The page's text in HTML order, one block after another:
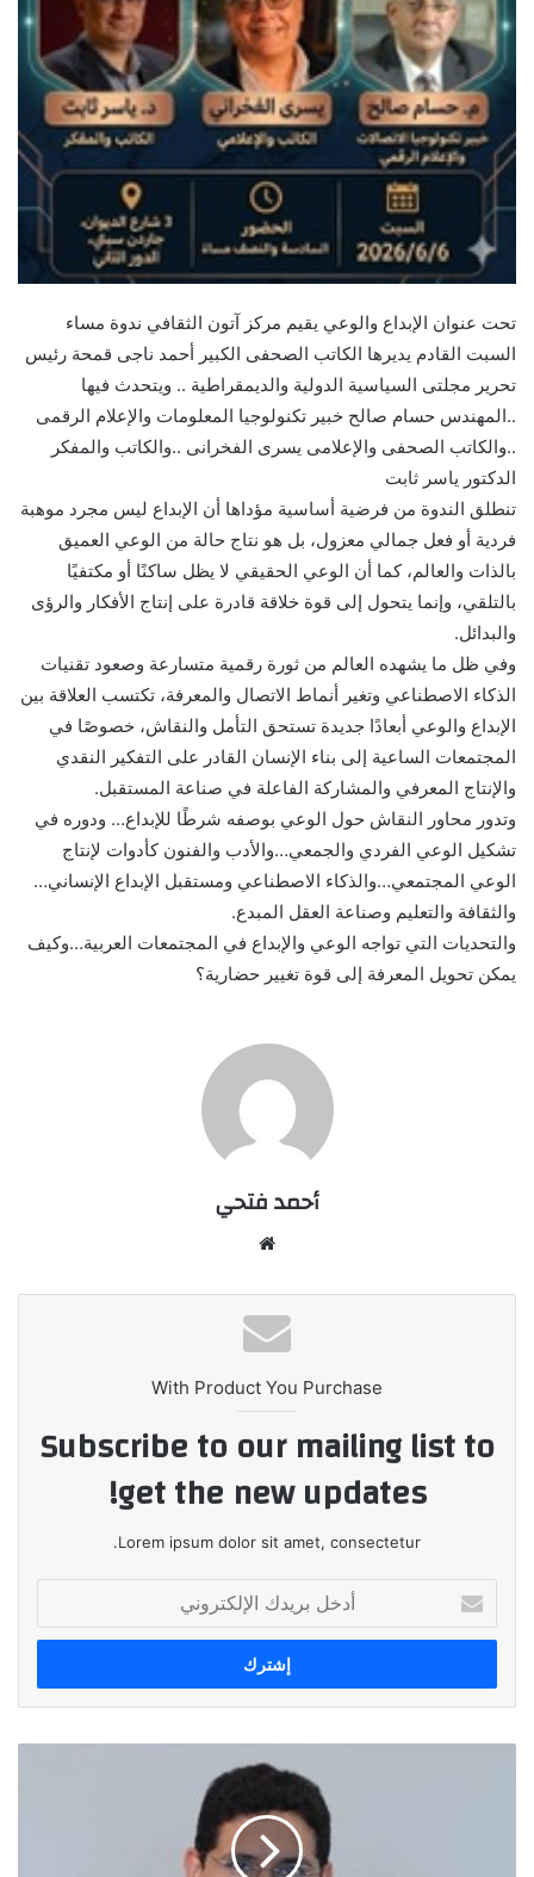
تحت عنوان الإبداع والوعي يقيم مركز آتون الثقافي ندوة مساء
السبت القادم يديرها الكاتب الصحفى الكبير أحمد ناجى قمحة رئيس
تحرير مجلتى السياسية الدولية والديمقراطية .. ويتحدث فيها
..المهندس حسام صالح خبير تكنولوجيا المعلومات والإعلام الرقمى
..والكاتب الصحفى والإعلامى يسرى الفخرانى ..والكاتب والمفكر
الدكتور ياسر ثابت
تنطلق الندوة من فرضية أساسية مؤداها أن الإبداع ليس مجرد موهبة
فردية أو فعل جمالي معزول، بل هو نتاج حالة من الوعي العميق
بالذات والعالم، كما أن الوعي الحقيقي لا يظل ساكنًا أو مكتفيًا
بالتلقي، وإنما يتحول إلى قوة خلاقة قادرة على إنتاج الأفكار والرؤى
والبدائل.
وفي ظل ما يشهده العالم من ثورة رقمية متسارعة وصعود تقنيات
الذكاء الاصطناعي وتغير أنماط الاتصال والمعرفة، تكتسب العلاقة بين
الإبداع والوعي أبعادًا جديدة تستحق التأمل والنقاش، خصوصًا في
المجتمعات الساعية إلى بناء الإنسان القادر على التفكير النقدي
والإنتاج المعرفي والمشاركة الفاعلة في صناعة المستقبل.
وتدور محاور النقاش حول الوعي بوصفه شرطًا للإبداع… ودوره في
تشكيل الوعي الفردي والجمعي…والأدب والفنون كأدوات لإنتاج
الوعي المجتمعي…والذكاء الاصطناعي ومستقبل الإبداع الإنساني…
والثقافة والتعليم وصناعة العقل المبدع.
والتحديات التي تواجه الوعي والإبداع في المجتمعات العربية…وكيف
يمكن تحويل المعرفة إلى قوة تغيير حضارية؟
أحمد فتحي
With Product You Purchase
Subscribe to our mailing list to
get the new updates!
Lorem ipsum dolor sit amet, consectetur.
بريدك
الإلكتروني